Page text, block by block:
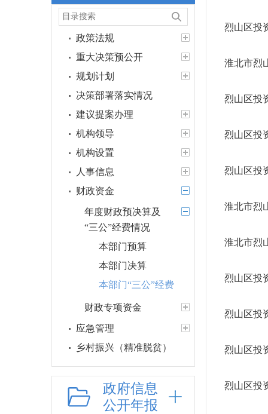
政策法规
重大决策预公开
规划计划
决策部署落实情况
建议提案办理
机构领导
机构设置
人事信息
财政资金
年度财政预决算及
“三公”经费情况
本部门预算
本部门决算
本部门“三公”经费
财政专项资金
应急管理
乡村振兴（精准脱贫）
权责清单和动态调
整情况
公共服务和中介服务
政府信息
公开年报
烈山区投
淮北市烈
烈山区投
烈山区投
烈山区投
淮北市烈
淮北市烈
烈山区投
烈山区投
烈山区投
烈山区投